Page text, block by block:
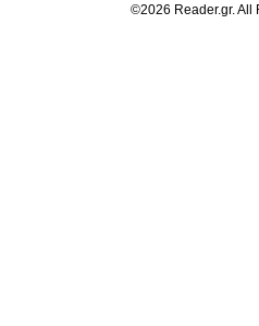
©2026 Reader.gr. All